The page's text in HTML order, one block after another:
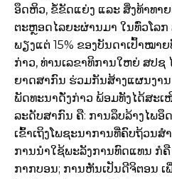
ອຶດຫິວ, ຂໍ້ຂັດແຍ່ງ ແລະ ສິ່ງທ້າທາ
ຕະຫຼອດໄລຍະຜ່ານມາ ໃນທົ່ວໂລ
ພຽງແຕ່ 15% ຂອງບັນດາເປົ້າໝ
ກ່າວ, ທ່ານເລຂາທິການໃຫຍ່ ສປຊ
ຍາດສາກົນ ຮ່ວມກັນສ້າງແຜນງາ
ພັດທະນາດັ່ງກ່າວ ພ້ອມທັງໄດ້ສະ
ລະດັບສາກົນ ຄື: ການລຶບລ້າງໄພອຶ
ເຂົ້າເຖິງໂພຊະນາການທີ່ຄົບຖ້ວນ
ການນໍາໃຊ້ພະລັງການທົດແທນ ກໍ
ກາກບອນ; ການຫັນເປັນດີຈິຕອນ ເ